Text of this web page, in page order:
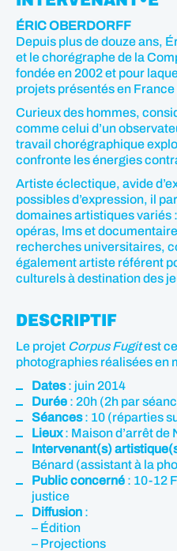
ÉRIC OBERDORFF
Depuis plus de douze ans,
et le chorégraphe de la
fondée en 2002 et pour
projets présentés en France
Curieux des hommes,
comme celui d’un
travail chorégraphique
confronte les énergies
Artiste éclectique, avide
possibles d’expression, il
domaines artistiques variés
opéras, lms et
recherches universitaires,
également artiste référent
culturels à destination des
DESCRIPTIF
Le projet Corpus Fugitest
photographies réalisées en
Dates: juin 2014
Durée : 20h (2h par
Séances: 10 (réparties
Lieux: Maison d’arrêt de
Intervenant(s)
Bénard (assistant à la
Public concerné : 10-12
justice
Diffusion :
– Édition
– Projections